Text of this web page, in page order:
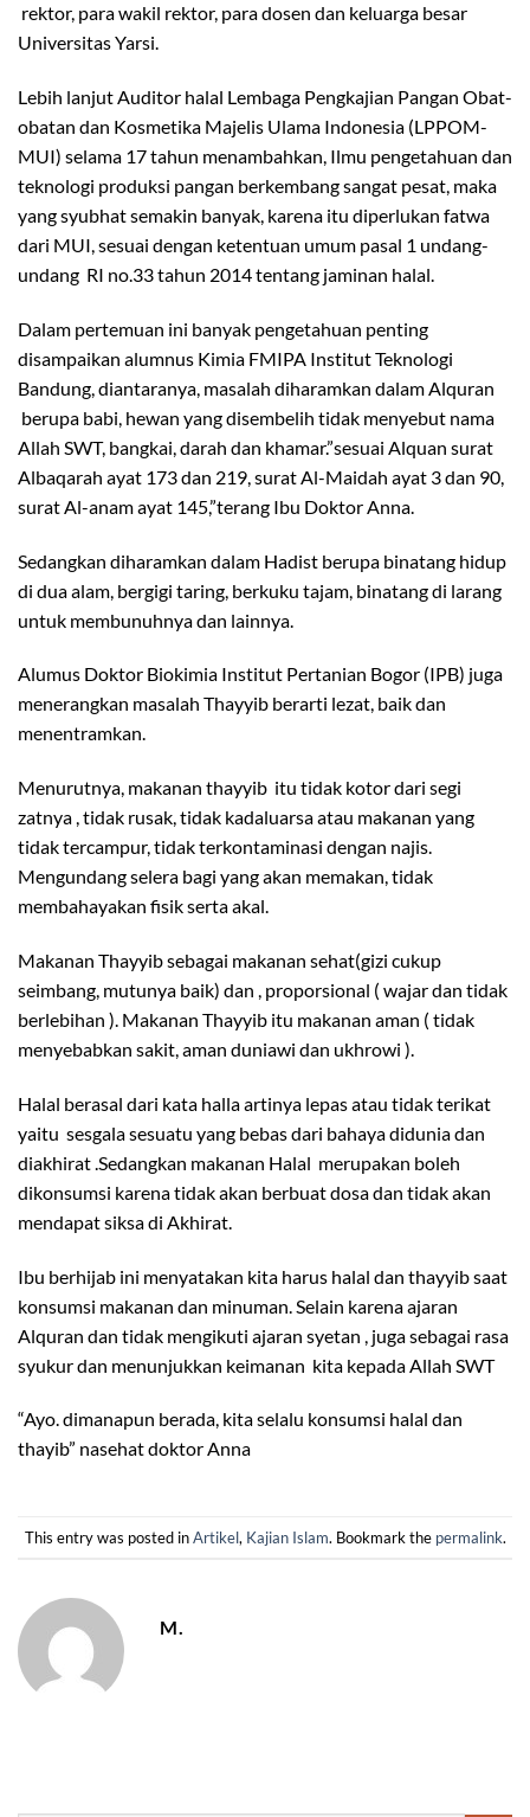
rektor, para wakil rektor, para dosen dan keluarga besar
Universitas Yarsi.
Lebih lanjut Auditor halal Lembaga Pengkajian Pangan Obat-
obatan dan Kosmetika Majelis Ulama Indonesia (LPPOM-
MUI) selama 17 tahun menambahkan, Ilmu pengetahuan dan
teknologi produksi pangan berkembang sangat pesat, maka
yang syubhat semakin banyak, karena itu diperlukan fatwa
dari MUI, sesuai dengan ketentuan umum pasal 1 undang-
undang RI no.33 tahun 2014 tentang jaminan halal.
Dalam pertemuan ini banyak pengetahuan penting
disampaikan alumnus Kimia FMIPA Institut Teknologi
Bandung, diantaranya, masalah diharamkan dalam Alquran
berupa babi, hewan yang disembelih tidak menyebut nama
Allah SWT, bangkai, darah dan khamar.”sesuai Alquan surat
Albaqarah ayat 173 dan 219, surat Al-Maidah ayat 3 dan 90,
surat Al-anam ayat 145,”terang Ibu Doktor Anna.
Sedangkan diharamkan dalam Hadist berupa binatang hidup
di dua alam, bergigi taring, berkuku tajam, binatang di larang
untuk membunuhnya dan lainnya.
Alumus Doktor Biokimia Institut Pertanian Bogor (IPB) juga
menerangkan masalah Thayyib berarti lezat, baik dan
menentramkan.
Menurutnya, makanan thayyib itu tidak kotor dari segi
zatnya , tidak rusak, tidak kadaluarsa atau makanan yang
tidak tercampur, tidak terkontaminasi dengan najis.
Mengundang selera bagi yang akan memakan, tidak
membahayakan fisik serta akal.
Makanan Thayyib sebagai makanan sehat(gizi cukup
seimbang, mutunya baik) dan , proporsional ( wajar dan tidak
berlebihan ). Makanan Thayyib itu makanan aman ( tidak
menyebabkan sakit, aman duniawi dan ukhrowi ).
Halal berasal dari kata halla artinya lepas atau tidak terikat
yaitu sesgala sesuatu yang bebas dari bahaya didunia dan
diakhirat .Sedangkan makanan Halal merupakan boleh
dikonsumsi karena tidak akan berbuat dosa dan tidak akan
mendapat siksa di Akhirat.
Ibu berhijab ini menyatakan kita harus halal dan thayyib saat
konsumsi makanan dan minuman. Selain karena ajaran
Alquran dan tidak mengikuti ajaran syetan , juga sebagai rasa
syukur dan menunjukkan keimanan kita kepada Allah SWT
“Ayo. dimanapun berada, kita selalu konsumsi halal dan
thayib” nasehat doktor Anna
This entry was posted inArtikel, Kajian Islam. Bookmark the permalink.
M.